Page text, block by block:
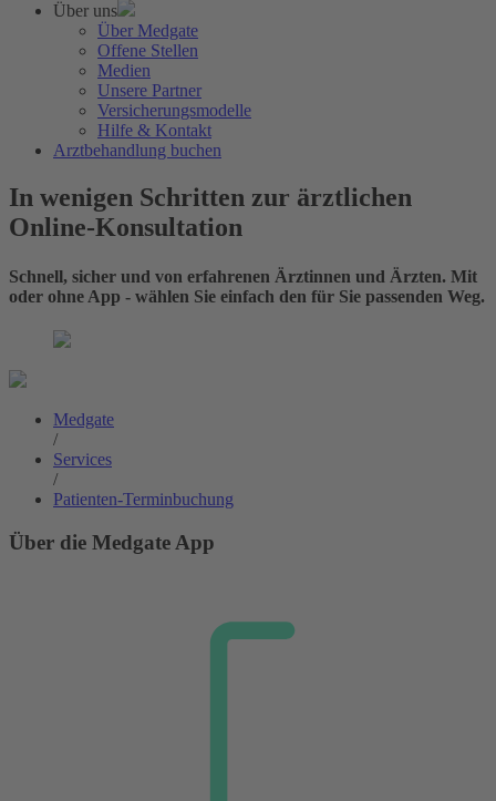
Über uns
Über Medgate
Offene Stellen
Medien
Unsere Partner
Versicherungsmodelle
Hilfe & Kontakt
Arztbehandlung buchen
In wenigen Schritten zur ärztlichen
Online-Konsultation
Schnell, sicher und von erfahrenen Ärztinnen und Ärzten. Mit
oder ohne App - wählen Sie einfach den für Sie passenden Weg.
Medgate
/
Services
/
Patienten-Terminbuchung
Über die Medgate App